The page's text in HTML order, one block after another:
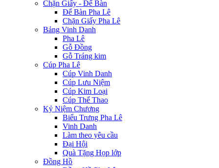
Chặn Giấy - Để Bàn
Để Bàn Pha Lê
Chặn Giấy Pha Lê
Bảng Vinh Danh
Pha Lê
Gỗ Đồng
Gỗ Tráng kim
Cúp Pha Lê
Cúp Vinh Danh
Cúp Lưu Niệm
Cúp Kim Loại
Cúp Thể Thao
Kỷ Niệm Chương
Biểu Trưng Pha Lê
Vinh Danh
Làm theo yêu cầu
Đại Hội
Quà Tặng Họp lớp
Đồng Hồ